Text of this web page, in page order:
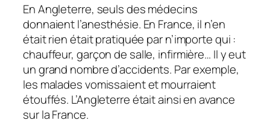
En Angleterre, seuls des médecins
donnaient l’anesthésie. En France, il n’en
était rien était pratiquée par n’importe qui :
chauffeur, garçon de salle, infirmière… Il y eut
un grand nombre d’accidents. Par exemple,
les malades vomissaient et mourraient
étouffés. L’Angleterre était ainsi en avance
sur la France.